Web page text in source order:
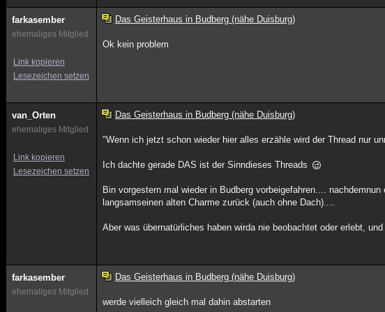
farkasember
ehemaliges Mitglied
Link kopieren
Lesezeichen setzen
Das Geisterhaus in Budberg (nähe Duisburg)
Ok kein problem
van_Orten
ehemaliges Mitglied
Link kopieren
Lesezeichen setzen
Das Geisterhaus in Budberg (nähe Duisburg)
"Wenn ich jetzt schon wieder hier alles erzähle wird der Thread nur
Ich dachte gerade DAS ist der Sinndieses Threads
Bin vorgestern mal wieder in Budberg vorbeigefahren....
langsamseinen alten Charme zurück (auch ohne Dach)....
Aber was übernatürliches haben wirda nie beobachtet oder erlebt,
farkasember
ehemaliges Mitglied
Das Geisterhaus in Budberg (nähe Duisburg)
werde vielleich gleich mal dahin abstarten